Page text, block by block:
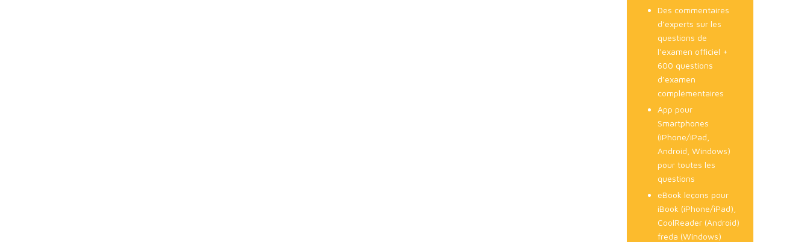
Des commentaires
d’experts sur les
questions de
l’examen officiel +
600 questions
d’examen
complémentaires
App pour
Smartphones
(iPhone/iPad,
Android, Windows)
pour toutes les
questions
eBook leçons pour
iBook (iPhone/iPad),
CoolReader (Android)
freda (Windows)